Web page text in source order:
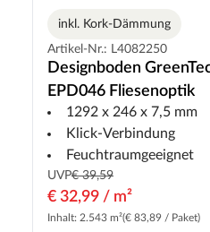
inkl. Kork-Dämmung
Artikel-Nr.: L4082250
Designboden
EPD046 Fliesenoptik
1292 x 246 x 7,5 mm
Klick-Verbindung
Feuchtraumgeeignet
UVP€ 39,59
€ 32,99 / m²
Inhalt: 2.543 m²(€ 83,89 / Paket)